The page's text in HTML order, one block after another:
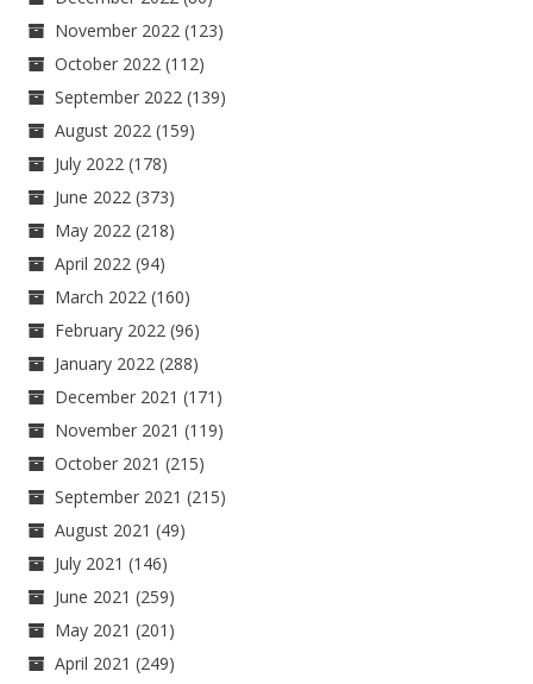
November 2022 (123)
October 2022 (112)
September 2022 (139)
August 2022 (159)
July 2022 (178)
June 2022 (373)
May 2022 (218)
April 2022 (94)
March 2022 (160)
February 2022 (96)
January 2022 (288)
December 2021 (171)
November 2021 (119)
October 2021 (215)
September 2021 (215)
August 2021 (49)
July 2021 (146)
June 2021 (259)
May 2021 (201)
April 2021 (249)